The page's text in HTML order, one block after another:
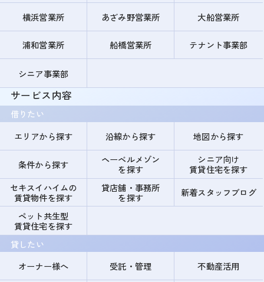
横浜営業所 あざみ野営業所 大船営業所
浦和営業所 船橋営業所 テナント事業部
シニア事業部
サービス内容
借りたい
エリアから探す
沿線から探す 地図から探す
条件から探す
ヘーベルメゾン
を探す
シニア向け
賃貸住宅を探す
セキスイハイムの
賃貸物件を探す
貸店舗・事務所
を探す
新着スタッフブログ
ペット共生型
賃貸住宅を探す
貸したい
オーナー様へ
受託・管理 不動産活用